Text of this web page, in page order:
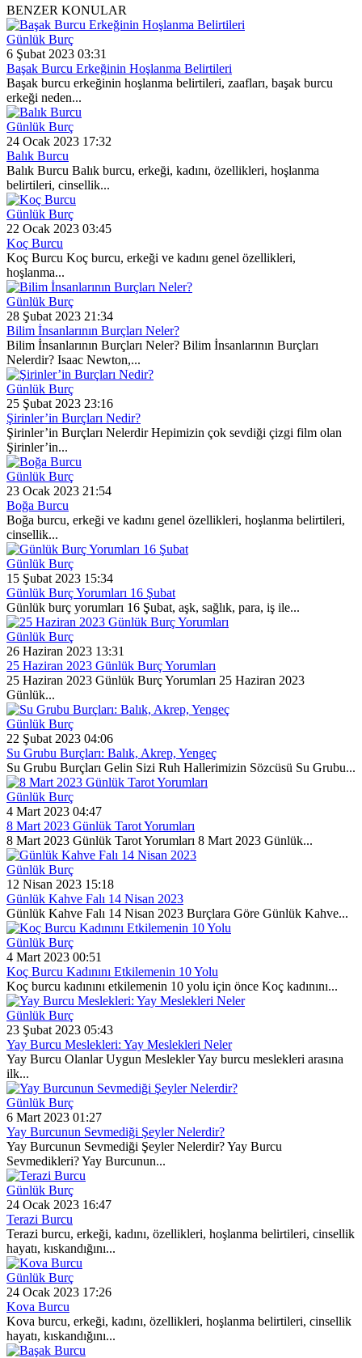
BENZER KONULAR
Günlük Burç
6 Şubat 2023 03:31
Başak Burcu Erkeğinin Hoşlanma Belirtileri
Başak burcu erkeğinin hoşlanma belirtileri, zaafları, başak burcu
erkeği neden...
Günlük Burç
24 Ocak 2023 17:32
Balık Burcu
Balık Burcu Balık burcu, erkeği, kadını, özellikleri, hoşlanma
belirtileri, cinsellik...
Günlük Burç
22 Ocak 2023 03:45
Koç Burcu
Koç Burcu Koç burcu, erkeği ve kadını genel özellikleri,
hoşlanma...
Günlük Burç
28 Şubat 2023 21:34
Bilim İnsanlarının Burçları Neler?
Bilim İnsanlarının Burçları Neler? Bilim İnsanlarının Burçları
Nelerdir? Isaac Newton,...
Günlük Burç
25 Şubat 2023 23:16
Şirinler’in Burçları Nedir?
Şirinler’in Burçları Nelerdir Hepimizin çok sevdiği çizgi film olan
Şirinler’in...
Günlük Burç
23 Ocak 2023 21:54
Boğa Burcu
Boğa burcu, erkeği ve kadını genel özellikleri, hoşlanma belirtileri,
cinsellik...
Günlük Burç
15 Şubat 2023 15:34
Günlük Burç Yorumları 16 Şubat
Günlük burç yorumları 16 Şubat, aşk, sağlık, para, iş ile...
Günlük Burç
26 Haziran 2023 13:31
25 Haziran 2023 Günlük Burç Yorumları
25 Haziran 2023 Günlük Burç Yorumları 25 Haziran 2023
Günlük...
Günlük Burç
22 Şubat 2023 04:06
Su Grubu Burçları: Balık, Akrep, Yengeç
Su Grubu Burçları Gelin Sizi Ruh Hallerimizin Sözcüsü Su Grubu...
Günlük Burç
4 Mart 2023 04:47
8 Mart 2023 Günlük Tarot Yorumları
8 Mart 2023 Günlük Tarot Yorumları 8 Mart 2023 Günlük...
Günlük Burç
12 Nisan 2023 15:18
Günlük Kahve Falı 14 Nisan 2023
Günlük Kahve Falı 14 Nisan 2023 Burçlara Göre Günlük Kahve...
Günlük Burç
4 Mart 2023 00:51
Koç Burcu Kadınını Etkilemenin 10 Yolu
Koç burcu kadınını etkilemenin 10 yolu için önce Koç kadınını...
Günlük Burç
23 Şubat 2023 05:43
Yay Burcu Meslekleri: Yay Meslekleri Neler
Yay Burcu Olanlar Uygun Meslekler Yay burcu meslekleri arasına
ilk...
Günlük Burç
6 Mart 2023 01:27
Yay Burcunun Sevmediği Şeyler Nelerdir?
Yay Burcunun Sevmediği Şeyler Nelerdir? Yay Burcu
Sevmedikleri? Yay Burcunun...
Günlük Burç
24 Ocak 2023 16:47
Terazi Burcu
Terazi burcu, erkeği, kadını, özellikleri, hoşlanma belirtileri, cinsellik
hayatı, kıskandığını...
Günlük Burç
24 Ocak 2023 17:26
Kova Burcu
Kova burcu, erkeği, kadını, özellikleri, hoşlanma belirtileri, cinsellik
hayatı, kıskandığını...